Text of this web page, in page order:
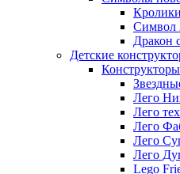
Cимвол
Дракон
Детские
Лего
Лего
Лего
Лего
Лего
Lego